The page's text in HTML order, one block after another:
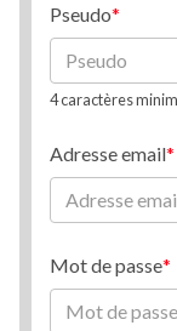
Pseudo
4 caractères
Adresse email
Mot de passe